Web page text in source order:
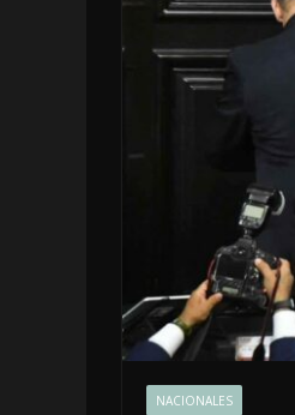
NACIONALES